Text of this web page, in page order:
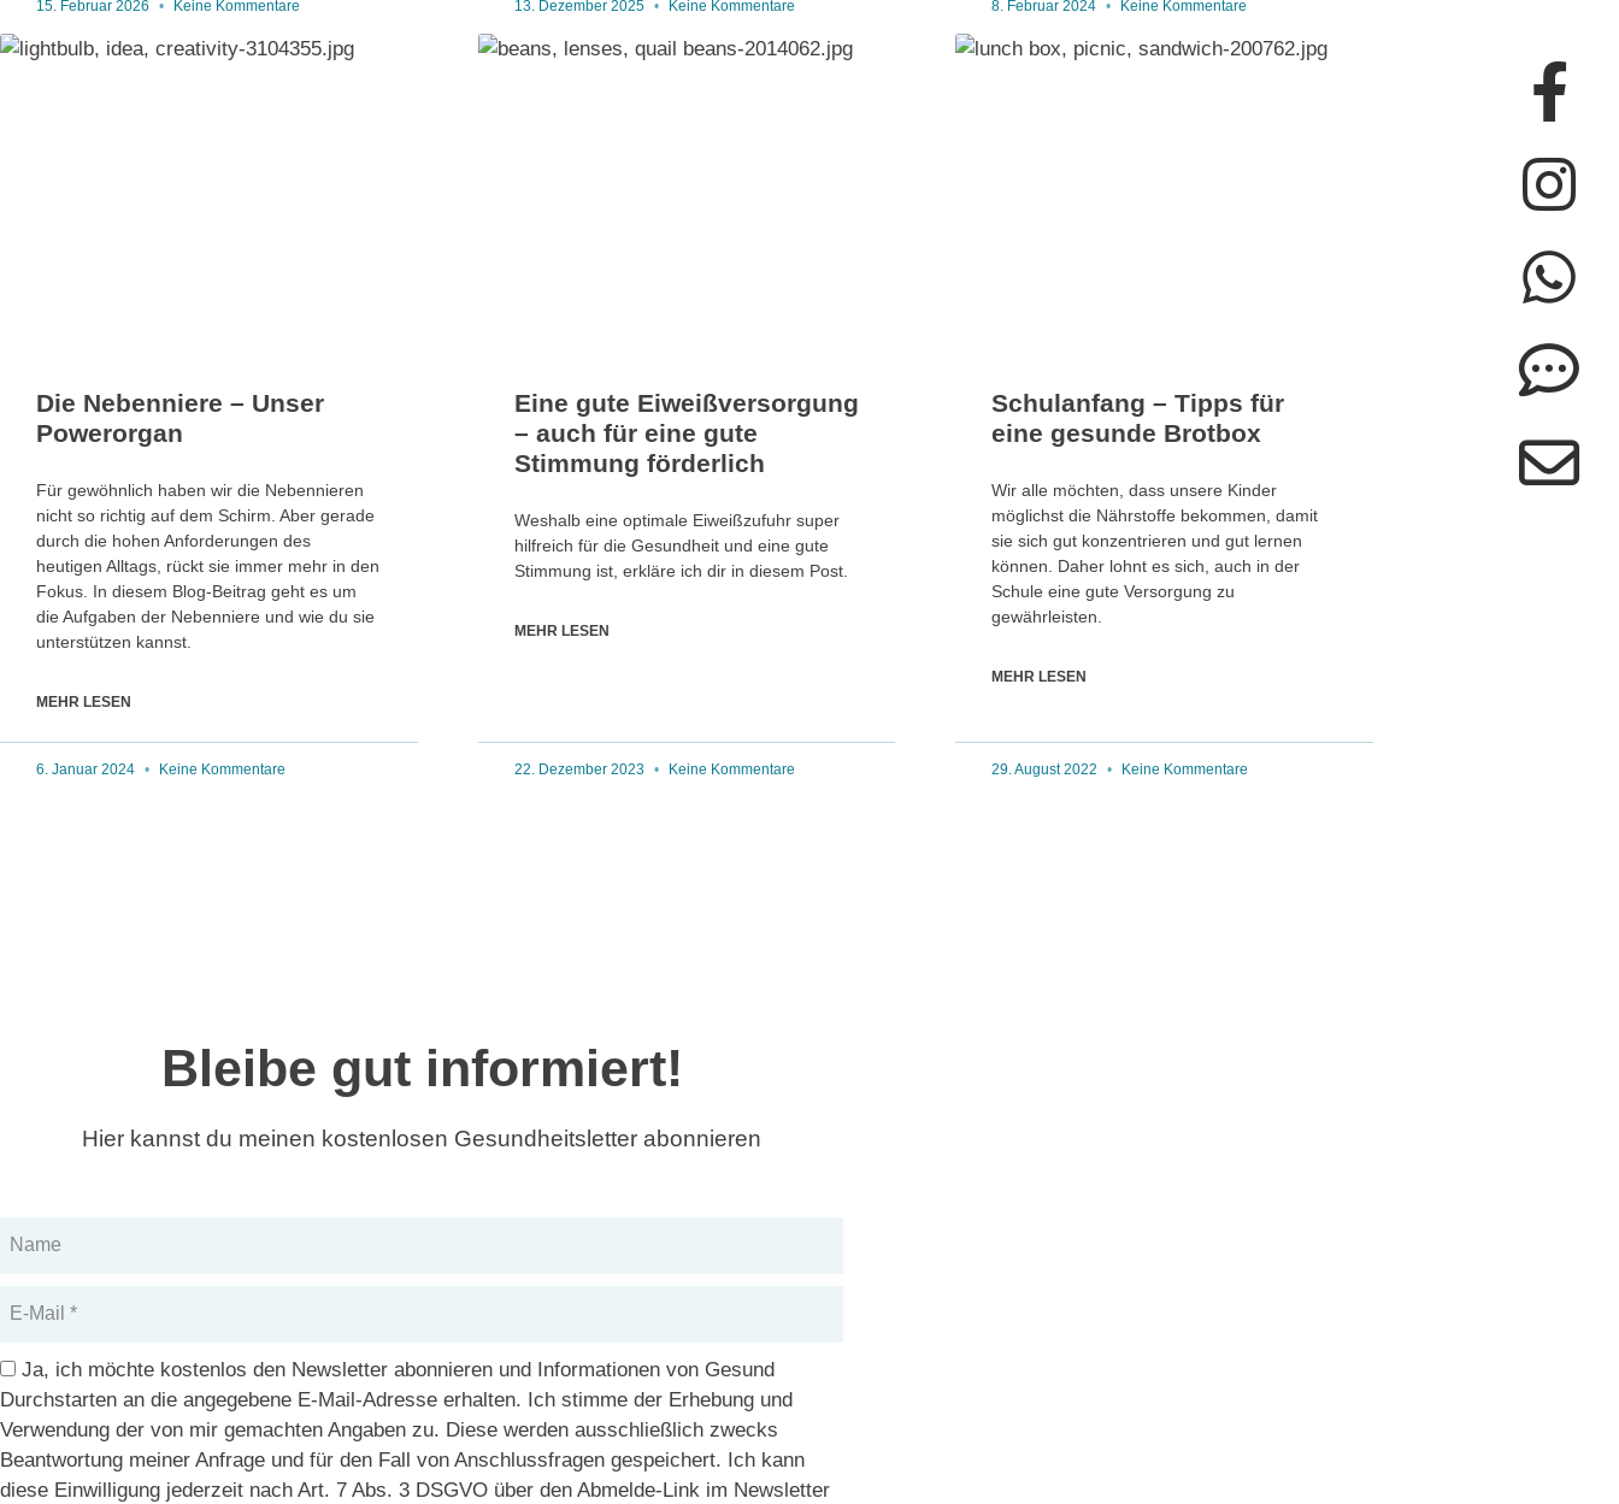
15. Februar 2026 Keine Kommentare 13. Dezember 2025 Keine Kommentare 8. Februar 2024 Keine Kommentare
Die Nebenniere – Unser
Powerorgan
Für gewöhnlich haben wir die Nebennieren
nicht so richtig auf dem Schirm. Aber gerade
durch die hohen Anforderungen des
heutigen Alltags, rückt sie immer mehr in den
Fokus. In diesem Blog-Beitrag geht es um
die Aufgaben der Nebenniere und wie du sie
unterstützen kannst.
MEHR LESEN
6. Januar 2024 Keine Kommentare
Eine gute Eiweißversorgung
– auch für eine gute
Stimmung förderlich
Weshalb eine optimale Eiweißzufuhr super
hilfreich für die Gesundheit und eine gute
Stimmung ist, erkläre ich dir in diesem Post.
MEHR LESEN
22. Dezember 2023 Keine Kommentare
Schulanfang – Tipps für
eine gesunde Brotbox
Wir alle möchten, dass unsere Kinder
möglichst die Nährstoffe bekommen, damit
sie sich gut konzentrieren und gut lernen
können. Daher lohnt es sich, auch in der
Schule eine gute Versorgung zu
gewährleisten.
MEHR LESEN
29. August 2022 Keine Kommentare
Bleibe gut informiert!
Hier kannst du meinen kostenlosen Gesundheitsletter abonnieren
Name
E-
DSGVO
Ja, ich möchte kostenlos den Newsletter abonnieren und Informationen von Gesund
Durchstarten an die angegebene E-Mail-Adresse erhalten. Ich stimme der Erhebung und
Verwendung der von mir gemachten Angaben zu. Diese werden ausschließlich zwecks
Beantwortung meiner Anfrage und für den Fall von Anschlussfragen gespeichert. Ich kann
diese Einwilligung jederzeit nach Art. 7 Abs. 3 DSGVO über den Abmelde-Link im Newsletter
f